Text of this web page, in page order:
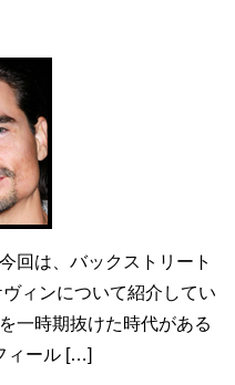
回は、バックストリート
ィンについて紹介してい
一時期抜けた時代がある
ィール […]